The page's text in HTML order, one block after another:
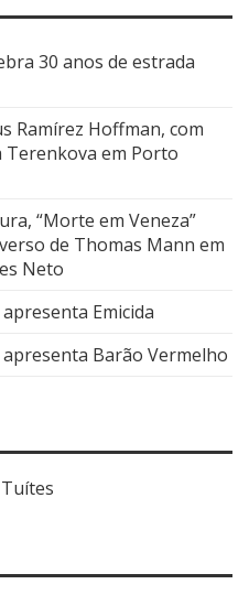
30 anos de estrada
Ramírez Hoffman, com
Terenkova em Porto
“Morte em Veneza”
de Thomas Mann em
Neto
Emicida
Barão Vermelho